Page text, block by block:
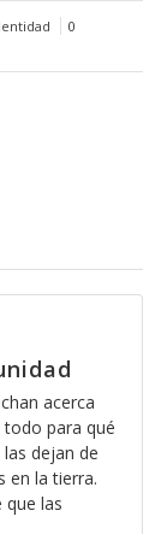
0
acerca
para qué
dejan de
en la tierra.
que las